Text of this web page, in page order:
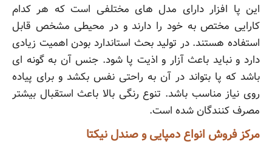
این پا افزار دارای مدل های مختلفی است که هر کدام
کارایی مختص به خود را دارند و در محیطی مشخص قابل
استفاده هستند. در تولید بحث استاندارد بودن اهمیت زیادی
دارد و نباید باعث آزار و اذیت پا شود. جنس آن به گونه ای
باشد که پا بتواند در آن به راحتی نفس بکشد و برای پیاده
روی نیاز مناسب باشد. تنوع رنگی بالا باعث استقبال بیشتر
مصرف کنندگان شده است.
مرکز فروش انواع دمپایی و صندل نیکتا